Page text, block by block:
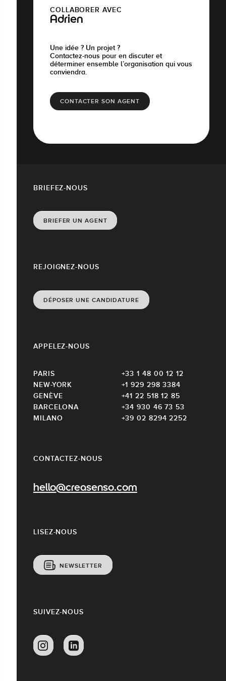
COLLABORER AVEC
Adrien
Une idée ? Un projet ?
Contactez-nous pour en discuter et
déterminer ensemble l’organisation qui vous
conviendra.
CONTACTER SON AGENT
CONTACTEZ-NOUS
hello@creasenso.com
REJOIGNEZ-NOUS
DÉPOSER UNE CANDIDATURE
LISEZ-NOUS
NEWSLETTER
APPELEZ-NOUS
PARIS
+33 1 48 00 12 12
NEW-YORK
+1 929 298 3384
GENÈVE
+41 22 518 12 85
BARCELONA
+34 930 46 73 53
MILANO
+39 02 8294 2252
BRIEFEZ-NOUS
BRIEFER UN AGENT
SUIVEZ-NOUS